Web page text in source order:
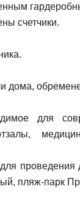
счетчики.
дома,
для
проведения
пляж-парк